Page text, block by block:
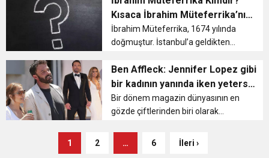
Kısaca İbrahim Müteferrika’nın
Hayatı Ve Ölümü
İbrahim Müteferrika, 1674 yılında
doğmuştur. İstanbul’a geldikten
sonra mütefferikalık yaptı. Yani
sarayda padişahın işlerine yardımcı
olan görevli olarak görev ...
Ben Affleck: Jennifer Lopez gibi
bir kadının yanında iken yetersiz
hissetmemek güç ister
Bir dönem magazin dünyasının en
gözde çiftlerinden biri olarak
(53) ile aktör Ben Affleck (50), 2002
1 2 … 6 İleri ›